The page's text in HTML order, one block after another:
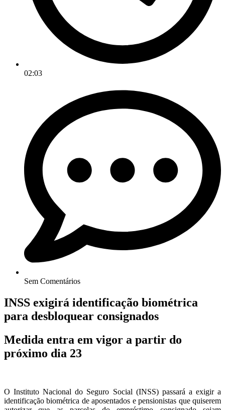
02:03
Sem Comentários
INSS exigirá identificação biométrica
para desbloquear consignados
Medida entra em vigor a partir do
próximo dia 23
O Instituto Nacional do Seguro Social (INSS) passará a exigir a
identificação biométrica de aposentados e pensionistas que quiserem